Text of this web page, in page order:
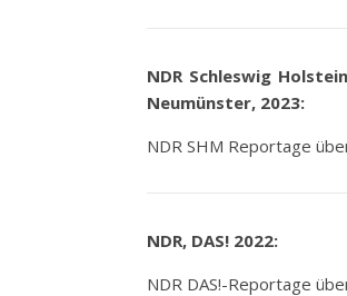
NDR Schleswig
Neumünster, 2023:
NDR SHM Reportage
NDR, DAS! 2022:
NDR DAS!-Reportage